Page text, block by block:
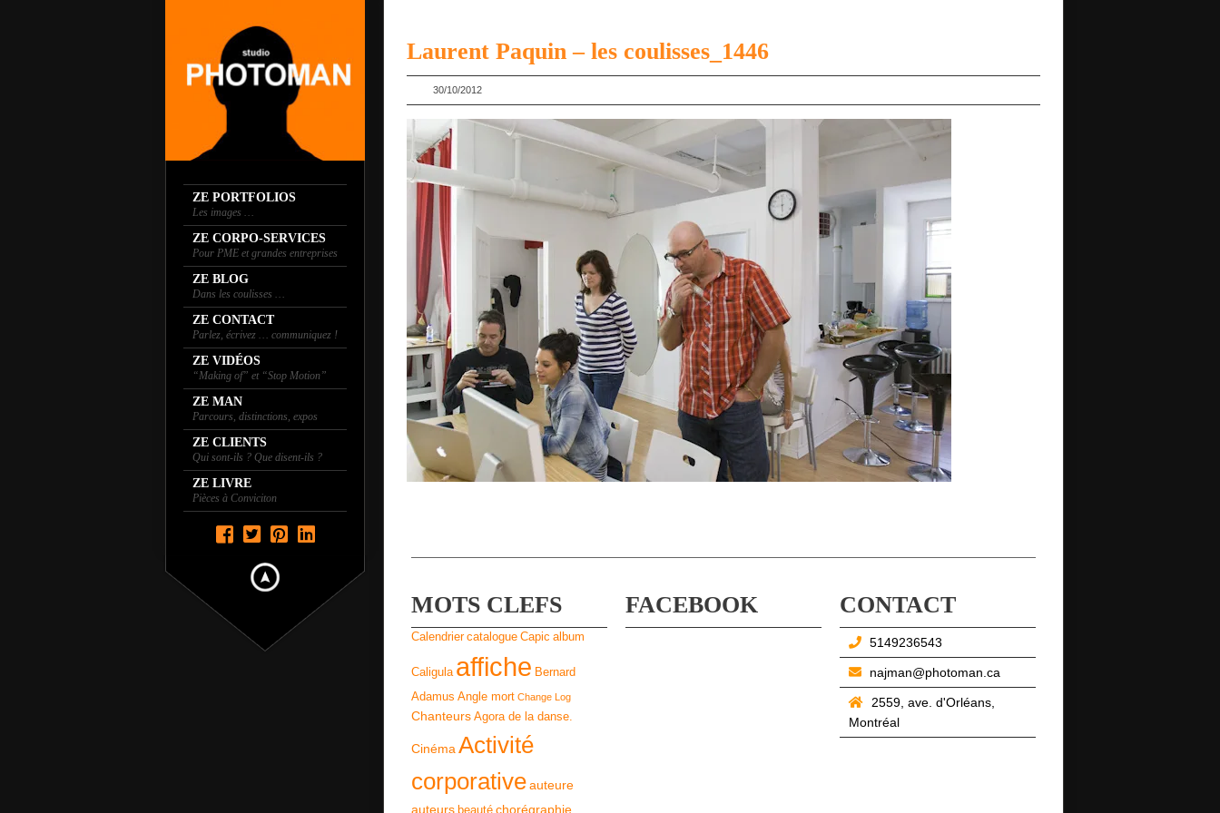
ZE PORTFOLIOS
Les images …
ZE CORPO-SERVICES
Pour PME et grandes entreprises
ZE BLOG
Dans les coulisses …
ZE CONTACT
Parlez, écrivez … communiquez !
ZE VIDÉOS
“Making of” et “Stop Motion”
ZE MAN
Parcours, distinctions, expos
ZE CLIENTS
Qui sont-ils ? Que disent-ils ?
ZE LIVRE
Pièces à Conviciton
Laurent Paquin – les coulisses_1446
30/10/2012
MOTS CLEFS
Calendrier catalogue Capic album
Caligula affiche Bernard
Adamus Angle mort Change Log
Chanteurs Agora de la danse.
Cinéma Activité
corporativeauteure
auteurs beauté chorégraphie
FACEBOOK CONTACT
5149236543
najman@photoman.ca
2559, ave. d'Orléans,
Montréal